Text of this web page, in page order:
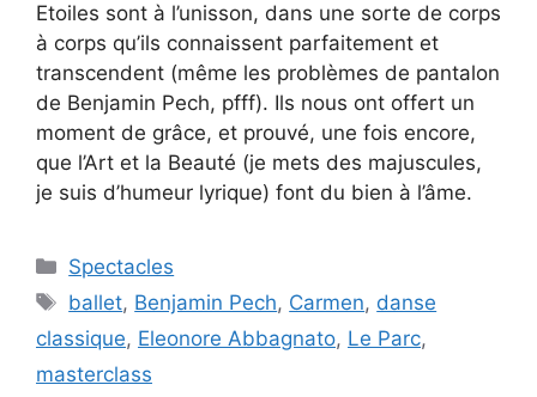
Etoiles sont à l’unisson, dans une sorte de corps
à corps qu’ils connaissent parfaitement et
transcendent (même les problèmes de pantalon
de Benjamin Pech, pfff). Ils nous ont offert un
moment de grâce, et prouvé, une fois encore,
que l’Art et la Beauté (je mets des majuscules,
je suis d’humeur lyrique) font du bien à l’âme.
Categories
Spectacles
Tags
ballet, Benjamin Pech, Carmen, danse
classique, Eleonore Abbagnato, Le Parc,
masterclass